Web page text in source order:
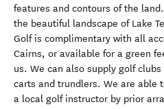
features and contours of the
the beautiful landscape of Lake
Golf is complimentary with all
Cairns, or available for a green
us. We can also supply golf
carts and trundlers. We are able
a local golf instructor by prior